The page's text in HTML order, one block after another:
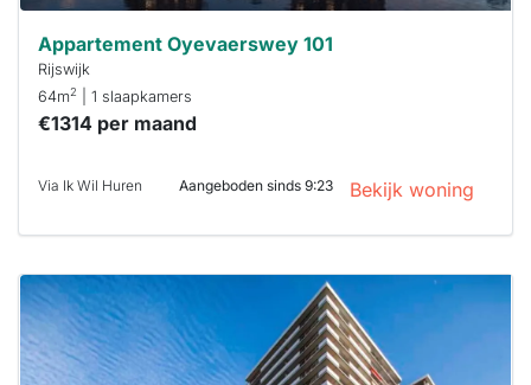
Appartement Oyevaerswey 101
Rijswijk
64m2 | 1 slaapkamers
€1314 per maand
Via Ik Wil Huren Aangeboden sinds 9:23 Bekijk woning
Deze woning
is
waarschijnlijk
al verhuurd
Om kans te